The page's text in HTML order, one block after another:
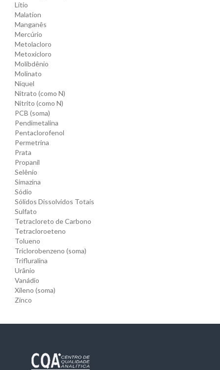
Lítio
Malation
Manganês
Mercúrio
Metolacloro
Metoxicloro
Molibdênio
Molinato
Níquel
Nitrato (como N)
Nitrito (como N)
PCB (soma)
Pendimetalina
Pentaclorofenol
Permetrina
Prata
Propanil
Selênio
Simazina
Sódio
Sólidos Dissolvidos Totais
Sulfato
Tetracloreto de Carbono
Tetracloroeteno
Tolueno
Triclorobenzeno (soma)
Trifluralina
Urânio
Vanádio
Xileno (soma)
Zinco